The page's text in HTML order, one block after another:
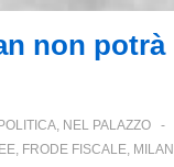
non potrà
, NEL PALAZZO
, FRODE FISCALE, MILAN